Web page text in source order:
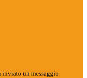
inviato un messaggio